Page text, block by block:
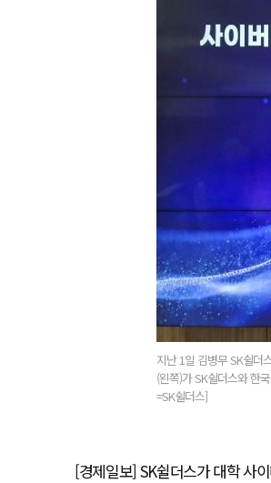
지난 1일 김병무 SK쉴더
(왼쪽)가 SK쉴더스와 한
=SK쉴더스]
[경제일보] SK쉴더스가 대학 사